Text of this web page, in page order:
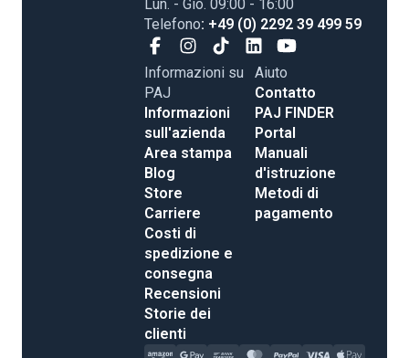
Lun. - Gio. 09:00 - 16:00
Telefono: +49 (0) 2292 39 499 59
Informazioni su
PAJ
Informazioni
sull'azienda
Area stampa
Blog
Store
Carriere
Costi di
spedizione e
consegna
Recensioni
Storie dei
clienti
Aiuto
Contatto
PAJ FINDER
Portal
Manuali
d'istruzione
Metodi di
pagamento